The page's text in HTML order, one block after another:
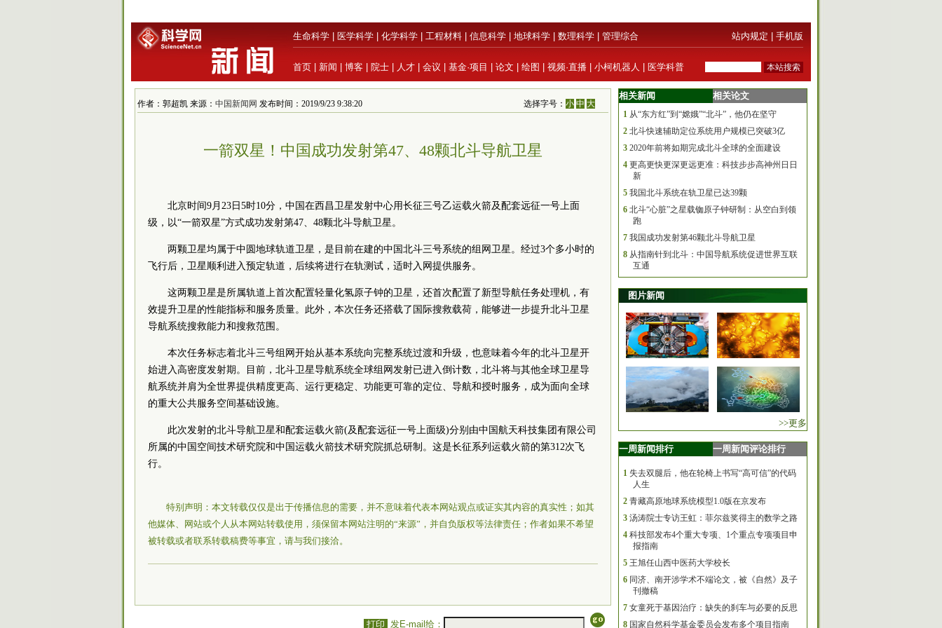
生命科学 医学科学 化学科学 工程材料 信息科学 地球科学 数理科学 管理综合 站内规定 手机版
首页 新闻 博客 院士 人才 会议 基金·项目 论文 绘图 视频·直播 小柯机器人 医学科普
作者：郭超凯 来源： 中国新闻网 发布时间：2019/9/23 9:38:20 选择字号：小 中 大
一箭双星！中国成功发射第47、48颗北斗导航卫星
北京时间9月23日5时10分，中国在西昌卫星发射中心用长征三号乙运载火箭及配套远征一号上面
级，以“一箭双星”方式成功发射第47、48颗北斗导航卫星。
两颗卫星均属于中圆地球轨道卫星，是目前在建的中国北斗三号系统的组网卫星。经过3个多小时的
飞行后，卫星顺利进入预定轨道，后续将进行在轨测试，适时入网提供服务。
这两颗卫星是所属轨道上首次配置轻量化氢原子钟的卫星，还首次配置了新型导航任务处理机，有
效提升卫星的性能指标和服务质量。此外，本次任务还搭载了国际搜救载荷，能够进一步提升北斗卫星
导航系统搜救能力和搜救范围。
本次任务标志着北斗三号组网开始从基本系统向完整系统过渡和升级，也意味着今年的北斗卫星开
始进入高密度发射期。目前，北斗卫星导航系统全球组网发射已进入倒计数，北斗将与其他全球卫星导
航系统并肩为全世界提供精度更高、运行更稳定、功能更可靠的定位、导航和授时服务，成为面向全球
的重大公共服务空间基础设施。
此次发射的北斗导航卫星和配套运载火箭(及配套远征一号上面级)分别由中国航天科技集团有限公司
所属的中国空间技术研究院和中国运载火箭技术研究院抓总研制。这是长征系列运载火箭的第312次飞
行。
特别声明：本文转载仅仅是出于传播信息的需要，并不意味着代表本网站观点或证实其内容的真实性；如其
他媒体、网站或个人从本网站转载使用，须保留本网站注明的“来源”，并自负版权等法律责任；作者如果不希望
被转载或者联系转载稿费等事宜，请与我们接洽。
打印 发E-mail给：
相关新闻 相关论文
1 从“东方红”到“嫦娥”“北斗”，他仍在坚守
2 北斗快速辅助定位系统用户规模已突破3亿
3 2020年前将如期完成北斗全球的全面建设
4 更高更快更深更远更准：科技步步高神州日日
新
5 我国北斗系统在轨卫星已达39颗
6 北斗“心脏”之星载铷原子钟研制：从空白到领
跑
7 我国成功发射第46颗北斗导航卫星
8 从指南针到北斗：中国导航系统促进世界互联
互通
图片新闻
>>更多
一周新闻排行 一周新闻评论排行
1 失去双腿后，他在轮椅上书写“高可信”的代码
人生
2 青藏高原地球系统模型1.0版在京发布
3 汤涛院士专访王虹：菲尔兹奖得主的数学之路
4 科技部发布4个重大专项、1个重点专项项目申
报指南
5 王旭任山西中医药大学校长
6 同济、南开涉学术不端论文，被《自然》及子
刊撤稿
7 女童死于基因治疗：缺失的刹车与必要的反思
8 国家自然科学基金委员会发布多个项目指南